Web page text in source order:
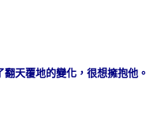
天覆地的變化，很想擁抱他。